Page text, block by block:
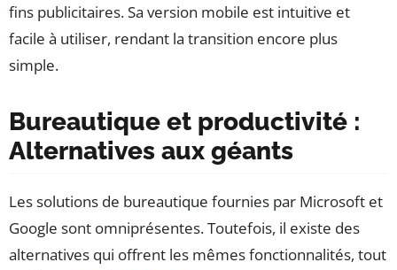
fins publicitaires. Sa version mobile est intuitive et
facile à utiliser, rendant la transition encore plus
simple.
Bureautique et productivité :
Alternatives aux géants
Les solutions de bureautique fournies par Microsoft et
Google sont omniprésentes. Toutefois, il existe des
alternatives qui offrent les mêmes fonctionnalités, tout